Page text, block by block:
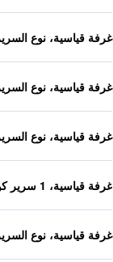
غرفة قياسية، نوع
غرفة قياسية، نوع
غرفة قياسية، نوع
غرفة قياسية، 1 سرير كوين
غرفة قياسية، نوع